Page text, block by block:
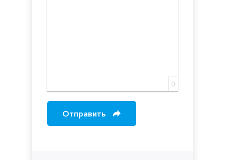
0
Отправить